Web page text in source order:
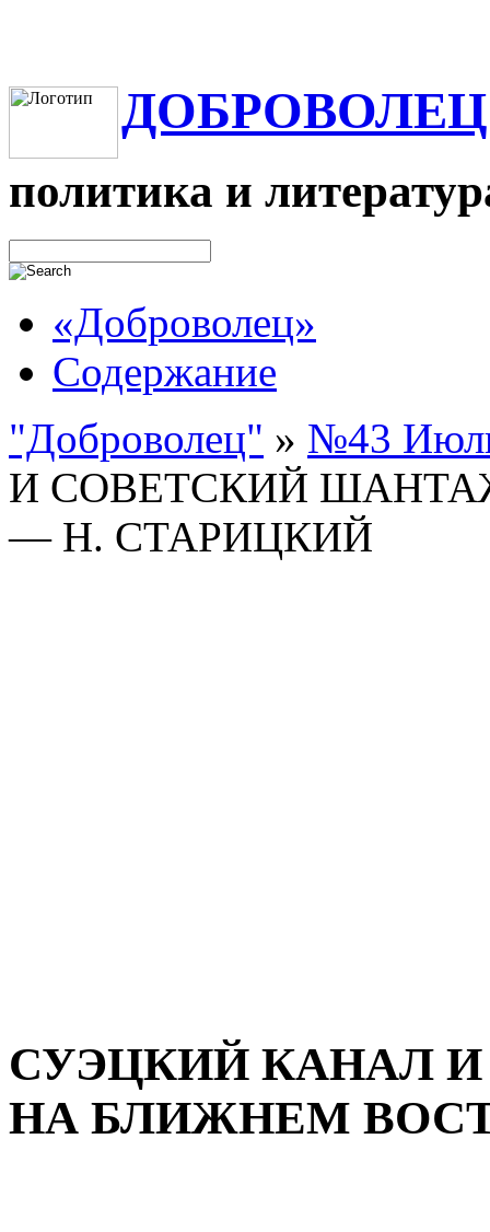
ДОБРОВОЛЕЦ
политика и
«Доброволец»
Содержание
"Доброволец" » №43
И СОВЕТСКИЙ
— Н. СТАРИЦКИЙ
СУЭЦКИЙ КАНАЛ
НА БЛИЖНЕМ